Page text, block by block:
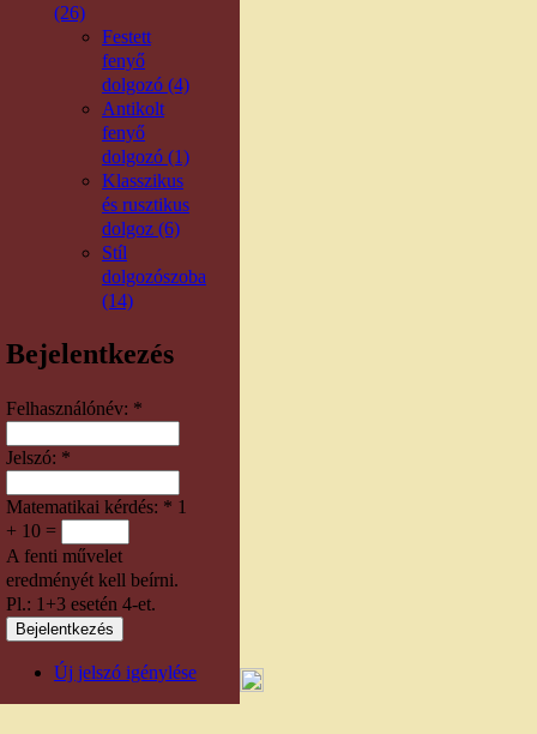
(26)
Festett
fenyő
dolgozó (4)
Antikolt
fenyő
dolgozó (1)
Klasszikus
és rusztikus
dolgoz (6)
Stíl
dolgozószoba
(14)
Bejelentkezés
Felhasználónév: *
Jelszó: *
Matematikai kérdés: * 1
+ 10 =
A fenti művelet
eredményét kell beírni.
Pl.: 1+3 esetén 4-et.
Új jelszó igénylése